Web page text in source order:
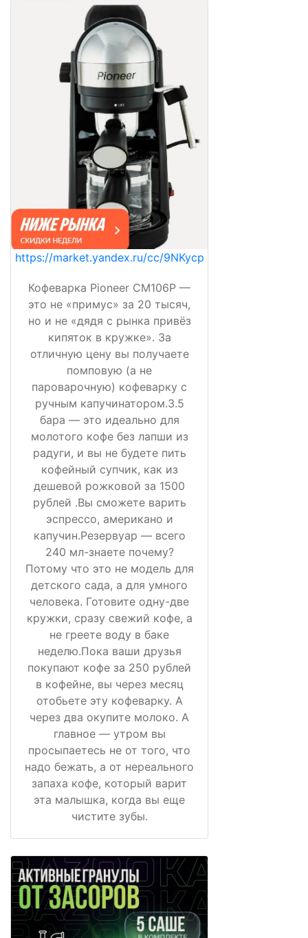
https://market.yandex.ru/cc/9NKycp
Кофеварка Pioneer CM106P —
это не «примус» за 20 тысяч,
но и не «дядя с рынка привёз
кипяток в кружке». За
отличную цену вы получаете
помповую (а не
пароварочную) кофеварку с
ручным капучинатором.3.5
бара — это идеально для
молотого кофе без лапши из
радуги, и вы не будете пить
кофейный супчик, как из
дешевой рожковой за 1500
рублей .Вы сможете варить
эспрессо, американо и
капучин.Резервуар — всего
240 мл-знаете почему?
Потому что это не модель для
детского сада, а для умного
человека. Готовите одну-две
кружки, сразу свежий кофе, а
не греете воду в баке
неделю.Пока ваши друзья
покупают кофе за 250 рублей
в кофейне, вы через месяц
отобьете эту кофеварку. А
через два окупите молоко. А
главное — утром вы
просыпаетесь не от того, что
надо бежать, а от нереального
запаха кофе, который варит
эта малышка, когда вы еще
чистите зубы.